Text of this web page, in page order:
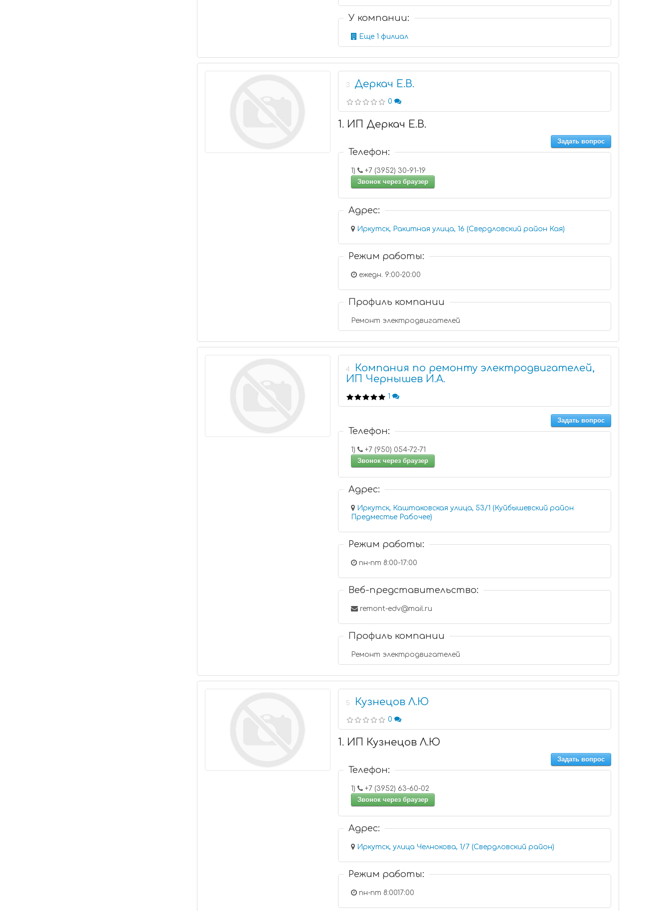
У компании:
Еще 1 филиал
3 Деркач Е.В.
0
1. ИП Деркач Е.В.
Задать вопрос
Телефон:
1)
+7 (3952) 30-91-19
Звонок через браузер
Адрес:
Иркутск, Ракитная улица, 16 (Свердловский район Кая)
Режим работы:
ежедн. 9:00-20:00
Профиль компании
Ремонт электродвигателей
4
Компания по ремонту электродвигателей,
ИП Чернышев И.А.
1
Задать вопрос
Телефон:
1)
+7 (950) 054-72-71
Звонок через браузер
Адрес:
Иркутск, Каштаковская улица, 53/1 (Куйбышевский район
Предместье Рабочее)
Режим работы:
пн-пт 8:00-17:00
Веб-представительство:
remont-edv@mail.ru
Профиль компании
Ремонт электродвигателей
5 Кузнецов Л.Ю
0
1. ИП Кузнецов Л.Ю
Задать вопрос
Телефон:
1)
+7 (3952) 63-60-02
Звонок через браузер
Адрес:
Иркутск, улица Челнокова, 1/7 (Свердловский район)
Режим работы:
пн-пт 8:0017:00